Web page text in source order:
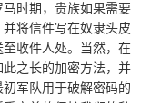
时期，贵族如果需要
将信件写在奴隶头皮
至收件人处。当然，在
之长的加密方法，并
军队用于破解密码的